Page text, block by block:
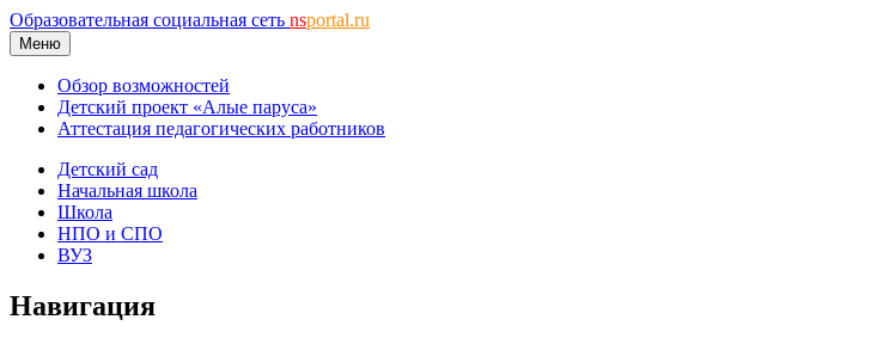
Образовательная социальная сеть nsportal.ru
Меню
Обзор возможностей
Детский проект «Алые паруса»
Аттестация педагогических работников
Детский сад
Начальная школа
Школа
НПО и СПО
ВУЗ
Навигация